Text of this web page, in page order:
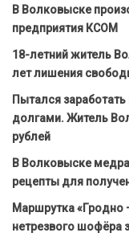
В Волковыске
предприятия КСОМ
18-летний житель
лет лишения
Пытался
долгами. Житель
рублей
В Волковыске
рецепты для
Маршрутка «Гродно
нетрезвого шофёра